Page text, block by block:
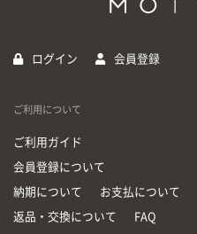
ログイン 会員登録
ご利用について
ご利用ガイド
会員登録について
納期について お支払について
返品・交換について FAQ